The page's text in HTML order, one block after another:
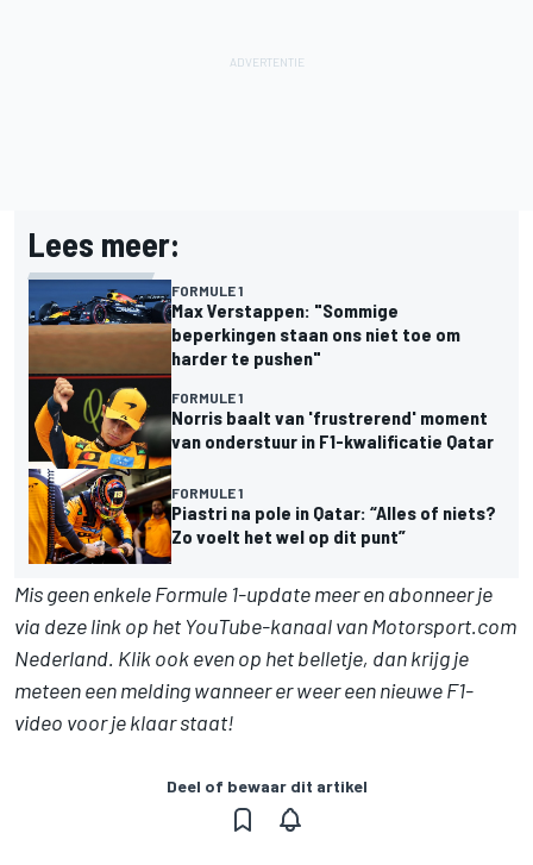
Lees meer:
FORMULE 1
Max Verstappen: "Sommige
beperkingen staan ons niet toe om
harder te pushen"
FORMULE 1
Norris baalt van 'frustrerend' moment
van onderstuur in F1-kwalificatie Qatar
FORMULE 1
Piastri na pole in Qatar: “Alles of niets?
Zo voelt het wel op dit punt”
Mis geen enkele Formule 1-update meer en abonneer je
via deze link op het YouTube-kanaal van Motorsport.com
Nederland. Klik ook even op het belletje, dan krijg je
meteen een melding wanneer er weer een nieuwe F1-
video voor je klaar staat!
Deel of bewaar dit artikel